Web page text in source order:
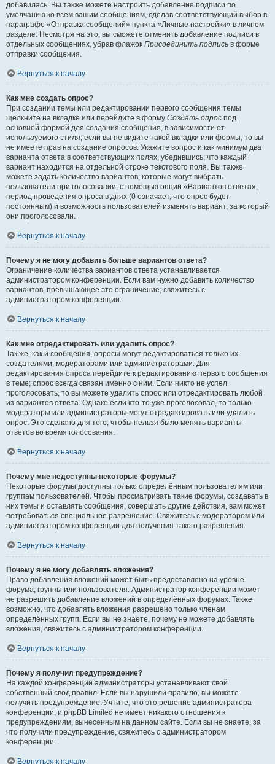
добавилась. Вы также можете настроить добавление подписи по
умолчанию ко всем вашим сообщениям, сделав соответствующий выбор в
параграфе «Отправка сообщений» пункта «Личные настройки» в личном
разделе. Несмотря на это, вы сможете отменить добавление подписи в
отдельных сообщениях, убрав флажок Присоединить подпись в форме
отправки сообщения.
Вернуться к началу
Как мне создать опрос?
При создании темы или редактировании первого сообщения темы
щёлкните на вкладке или перейдите в форму Создать опрос под
основной формой для создания сообщения, в зависимости от
используемого стиля; если вы не видите такой вкладки или формы, то вы
не имеете прав на создание опросов. Укажите вопрос и как минимум два
варианта ответа в соответствующих полях, убедившись, что каждый
вариант находится на отдельной строке текстового поля. Вы также
можете задать количество вариантов, которые могут выбрать
пользователи при голосовании, с помощью опции «Вариантов ответа»,
период проведения опроса в днях (0 означает, что опрос будет
постоянным) и возможность пользователей изменять вариант, за который
они проголосовали.
Вернуться к началу
Почему я не могу добавить больше вариантов ответа?
Ограничение количества вариантов ответа устанавливается
администратором конференции. Если вам нужно добавить количество
вариантов, превышающее это ограничение, свяжитесь с
администратором конференции.
Вернуться к началу
Как мне отредактировать или удалить опрос?
Так же, как и сообщения, опросы могут редактироваться только их
создателями, модераторами или администраторами. Для
редактирования опроса перейдите к редактированию первого сообщения
в теме; опрос всегда связан именно с ним. Если никто не успел
проголосовать, то вы можете удалить опрос или отредактировать любой
из вариантов ответа. Однако если кто-то уже проголосовал, то только
модераторы или администраторы могут отредактировать или удалить
опрос. Это сделано для того, чтобы нельзя было менять варианты
ответов во время голосования.
Вернуться к началу
Почему мне недоступны некоторые форумы?
Некоторые форумы доступны только определённым пользователям или
группам пользователей. Чтобы просматривать такие форумы, создавать в
них темы и оставлять сообщения, совершать другие действия, вам может
потребоваться специальное разрешение. Свяжитесь с модератором или
администратором конференции для получения такого разрешения.
Вернуться к началу
Почему я не могу добавлять вложения?
Право добавления вложений может быть предоставлено на уровне
форума, группы или пользователя. Администратор конференции может
не разрешить добавление вложений в определённых форумах. Также
возможно, что добавлять вложения разрешено только членам
определённых групп. Если вы не знаете, почему не можете добавлять
вложения, свяжитесь с администратором конференции.
Вернуться к началу
Почему я получил предупреждение?
На каждой конференции администраторы устанавливают свой
собственный свод правил. Если вы нарушили правило, вы можете
получить предупреждение. Учтите, что это решение администратора
конференции, и phpBB Limited не имеет никакого отношения к
предупреждениям, вынесенным на данном сайте. Если вы не знаете, за
что получили предупреждение, свяжитесь с администратором
конференции.
Вернуться к началу